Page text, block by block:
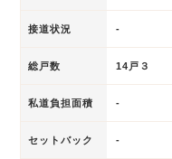
接道状況 -
総戸数 14戸３
私道負担面積 -
セットバック -